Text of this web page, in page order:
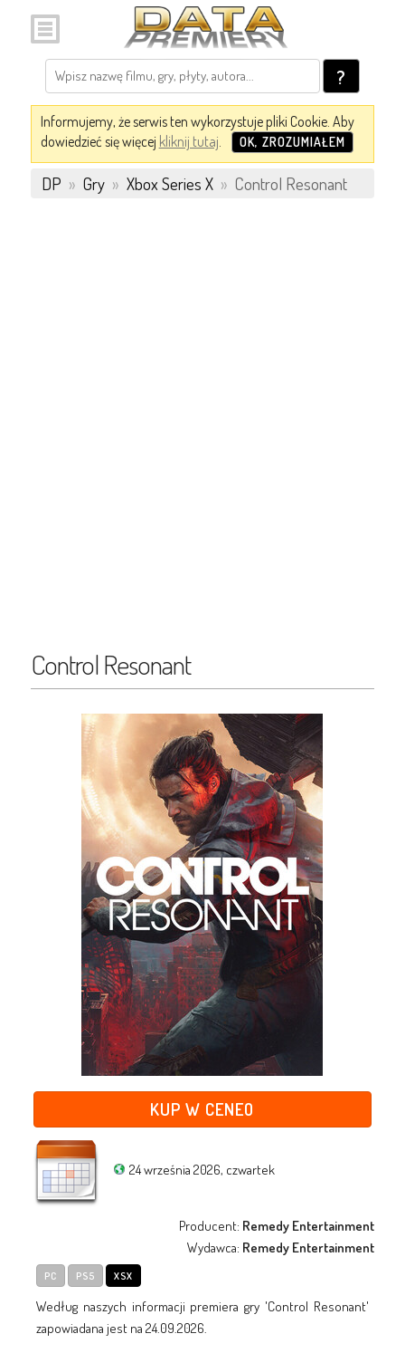
?
Informujemy, że serwis ten wykorzystuje pliki Cookie. Aby
dowiedzieć się więcej kliknij tutaj. OK, ZROZUMIAŁEM
DP » Gry » Xbox Series X » Control Resonant
Control Resonant
KUP W CENEO
24 września 2026, czwartek
Producent: Remedy Entertainment
Wydawca: Remedy Entertainment
PC PS5 XSX
Według naszych informacji premiera gry 'Control Resonant'
zapowiadana jest na 24.09.2026.